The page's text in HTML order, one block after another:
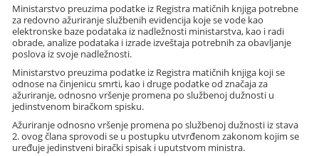
Ministarstvo preuzima podatke iz Registra matičnih knjiga potrebne
za redovno ažuriranje službenih evidencija koje se vode kao
elektronske baze podataka iz nadležnosti ministarstva, kao i radi
obrade, analize podataka i izrade izveštaja potrebnih za obavljanje
poslova iz svoje nadležnosti.
Ministarstvo preuzima podatke iz Registra matičnih knjiga koji se
odnose na činjenicu smrti, kao i druge podatke od značaja za
ažuriranje, odnosno vršenje promena po službenoj dužnosti u
jedinstvenom biračkom spisku.
Ažuriranje odnosno vršenje promena po službenoj dužnosti iz stava
2. ovog člana sprovodi se u postupku utvrđenom zakonom kojim se
uređuje jedinstveni birački spisak i uputstvom ministra.